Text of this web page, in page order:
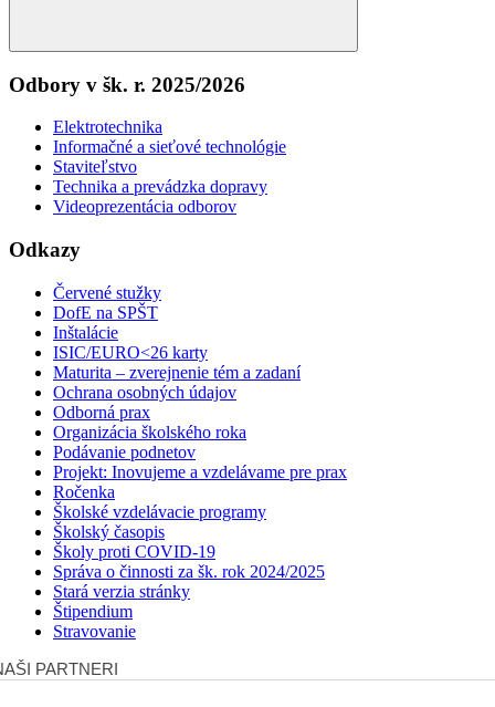
Search
Odbory v šk. r. 2025/2026
Elektrotechnika
Informačné a sieťové technológie
Staviteľstvo
Technika a prevádzka dopravy
Videoprezentácia odborov
Odkazy
Červené stužky
DofE na SPŠT
Inštalácie
ISIC/EURO<26 karty
Maturita – zverejnenie tém a zadaní
Ochrana osobných údajov
Odborná prax
Organizácia školského roka
Podávanie podnetov
Projekt: Inovujeme a vzdelávame pre prax
Ročenka
Školské vzdelávacie programy
Školský časopis
Školy proti COVID-19
Správa o činnosti za šk. rok 2024/2025
Stará verzia stránky
Štipendium
Stravovanie